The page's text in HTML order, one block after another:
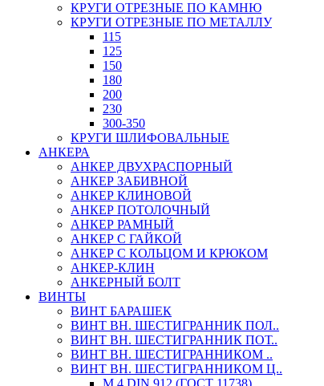
КРУГИ ОТРЕЗНЫЕ ПО КАМНЮ
КРУГИ ОТРЕЗНЫЕ ПО МЕТАЛЛУ
115
125
150
180
200
230
300-350
КРУГИ ШЛИФОВАЛЬНЫЕ
АНКЕРА
АНКЕР ДВУХРАСПОРНЫЙ
АНКЕР ЗАБИВНОЙ
АНКЕР КЛИНОВОЙ
АНКЕР ПОТОЛОЧНЫЙ
АНКЕР РАМНЫЙ
АНКЕР С ГАЙКОЙ
АНКЕР С КОЛЬЦОМ И КРЮКОМ
АНКЕР-КЛИН
АНКЕРНЫЙ БОЛТ
ВИНТЫ
ВИНТ БАРАШЕК
ВИНТ ВН. ШЕСТИГРАННИК ПОЛ..
ВИНТ ВН. ШЕСТИГРАННИК ПОТ..
ВИНТ ВН. ШЕСТИГРАННИКОМ ..
ВИНТ ВН. ШЕСТИГРАННИКОМ Ц..
М 4 DIN 912 (ГОСТ 11738)